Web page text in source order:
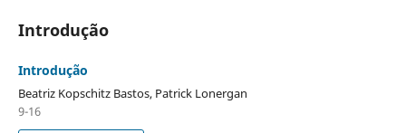
Introdução
Introdução
Beatriz Kopschitz Bastos, Patrick Lonergan
9-16